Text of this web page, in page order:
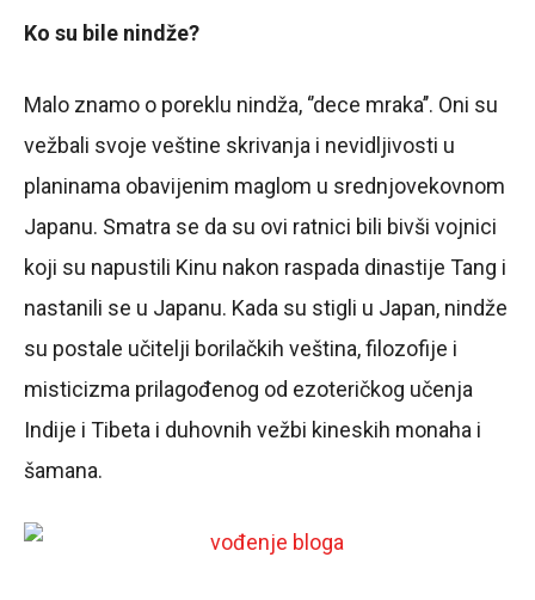
Ko su bile nindže?
Malo znamo o poreklu nindža, ‘’dece mraka’’. Oni su
vežbali svoje veštine skrivanja i nevidljivosti u
planinama obavijenim maglom u srednjovekovnom
Japanu. Smatra se da su ovi ratnici bili bivši vojnici
koji su napustili Kinu nakon raspada dinastije Tang i
nastanili se u Japanu. Kada su stigli u Japan, nindže
su postale učitelji borilačkih veština, filozofije i
misticizma prilagođenog od ezoteričkog učenja
Indije i Tibeta i duhovnih vežbi kineskih monaha i
šamana.